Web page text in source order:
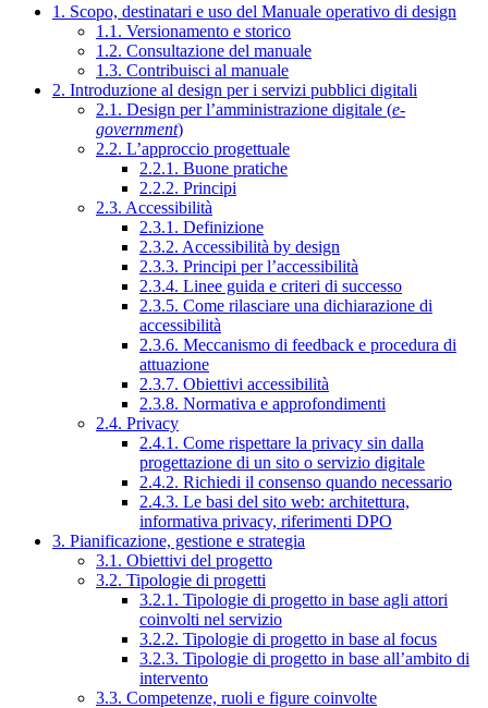
1. Scopo, destinatari e uso del Manuale operativo di design
1.1. Versionamento e storico
1.2. Consultazione del manuale
1.3. Contribuisci al manuale
2. Introduzione al design per i servizi pubblici digitali
2.1. Design per l’amministrazione digitale (e-
government)
2.2. L’approccio progettuale
2.2.1. Buone pratiche
2.2.2. Principi
2.3. Accessibilità
2.3.1. Definizione
2.3.2. Accessibilità by design
2.3.3. Principi per l’accessibilità
2.3.4. Linee guida e criteri di successo
2.3.5. Come rilasciare una dichiarazione di
accessibilità
2.3.6. Meccanismo di feedback e procedura di
attuazione
2.3.7. Obiettivi accessibilità
2.3.8. Normativa e approfondimenti
2.4. Privacy
2.4.1. Come rispettare la privacy sin dalla
progettazione di un sito o servizio digitale
2.4.2. Richiedi il consenso quando necessario
2.4.3. Le basi del sito web: architettura,
informativa privacy, riferimenti DPO
3. Pianificazione, gestione e strategia
3.1. Obiettivi del progetto
3.2. Tipologie di progetti
3.2.1. Tipologie di progetto in base agli attori
coinvolti nel servizio
3.2.2. Tipologie di progetto in base al focus
3.2.3. Tipologie di progetto in base all’ambito di
intervento
3.3. Competenze, ruoli e figure coinvolte